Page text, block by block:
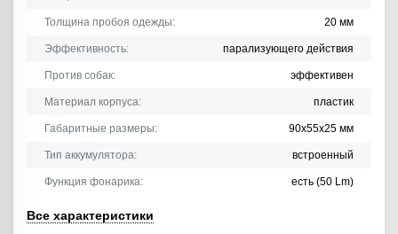
Толщина пробоя одежды: 20 мм
Эффективность: парализующего действия
Против собак: эффективен
Материал корпуса: пластик
Габаритные размеры: 90х55х25 мм
Тип аккумулятора: встроенный
Функция фонарика: есть (50 Lm)
Все характеристики